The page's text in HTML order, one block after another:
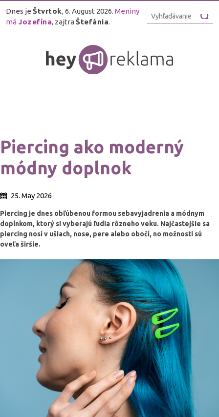
Dnes je Štvrtok, 6. August 2026. Meniny
má Jozefína, zajtraŠtefánia.
Piercing ako moderný
módny doplnok
25. May 2026
Piercing je dnes obľúbenou formou sebavyjadrenia a módnym
doplnkom, ktorý si vyberajú ľudia rôzneho veku. Najčastejšie sa
piercing nosí v ušiach, nose, pere alebo obočí, no možnosti sú
oveľa širšie.